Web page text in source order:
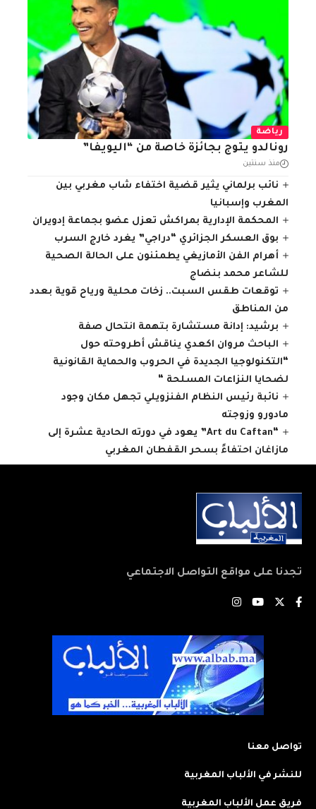
رياضة
رونالدو يتوج بجائزة خاصة من “اليويفا”
منذ سنتين
نائب برلماني يثير قضية اختفاء شاب مغربي بين
المغرب وإسبانيا
المحكمة الإدارية بمراكش تعزل عضو بجماعة إدويران
بوق العسكر الجزائري “دراجي” يغرد خارج السرب
أهرام الفن الأمازيغي يطمئنون على الحالة الصحية
للشاعر محمد بنضاج
توقعات طقس السبت.. زخات محلية ورياح قوية بعدد
من المناطق
برشيد: إدانة مستشارة بتهمة انتحال صفة
الباحث مروان اكعدي يناقش أطروحته حول
“التكنولوجيا الجديدة في الحروب والحماية القانونية
لضحايا النزاعات المسلحة “
نائبة رئيس النظام الفنزويلي تجهل مكان وجود
مادورو وزوجته
“Art du Caftan” يعود في دورته الحادية عشرة إلى
مازاغان احتفاءً بسحر القفطان المغربي
تجدنا على مواقع التواصل الاجتماعي
تواصل معنا
للنشر في الألباب المغربية
فريق عمل الألباب المغربية